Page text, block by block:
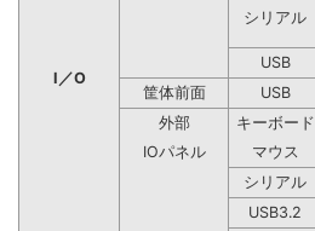
I／O
シリアル
USB
筐体前面
USB
外部
キーボード
IOパネル
マウス
シリアル
USB3.2